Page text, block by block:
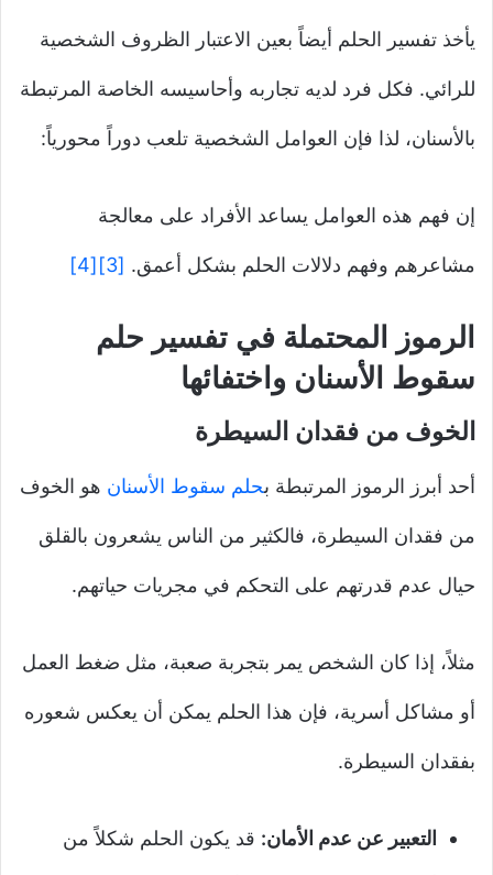
يأخذ تفسير الحلم أيضاً بعين الاعتبار الظروف الشخصية
للرائي. فكل فرد لديه تجاربه وأحاسيسه الخاصة المرتبطة
بالأسنان، لذا فإن العوامل الشخصية تلعب دوراً محورياً:
إن فهم هذه العوامل يساعد الأفراد على معالجة
مشاعرهم وفهم دلالات الحلم بشكل أعمق. [3]
[4]
الرموز المحتملة في تفسير حلم
سقوط الأسنان واختفائها
الخوف من فقدان السيطرة
أحد أبرز الرموز المرتبطة بحلم سقوط الأسنان هو الخوف
من فقدان السيطرة، فالكثير من الناس يشعرون بالقلق
حيال عدم قدرتهم على التحكم في مجريات حياتهم.
مثلاً، إذا كان الشخص يمر بتجربة صعبة، مثل ضغط العمل
أو مشاكل أسرية، فإن هذا الحلم يمكن أن يعكس شعوره
بفقدان السيطرة.
التعبير عن عدم الأمان: قد يكون الحلم شكلاً من